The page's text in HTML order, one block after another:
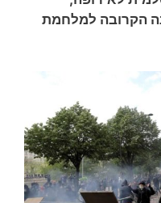
הקרובה למלחמת